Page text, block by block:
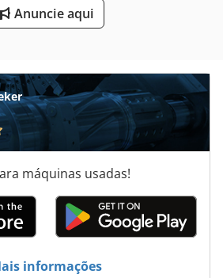
Anuncie aqui
máquinas usadas!
informações